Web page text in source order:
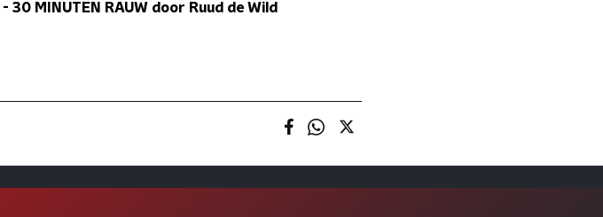
- 30 MINUTEN RAUW door Ruud de Wild